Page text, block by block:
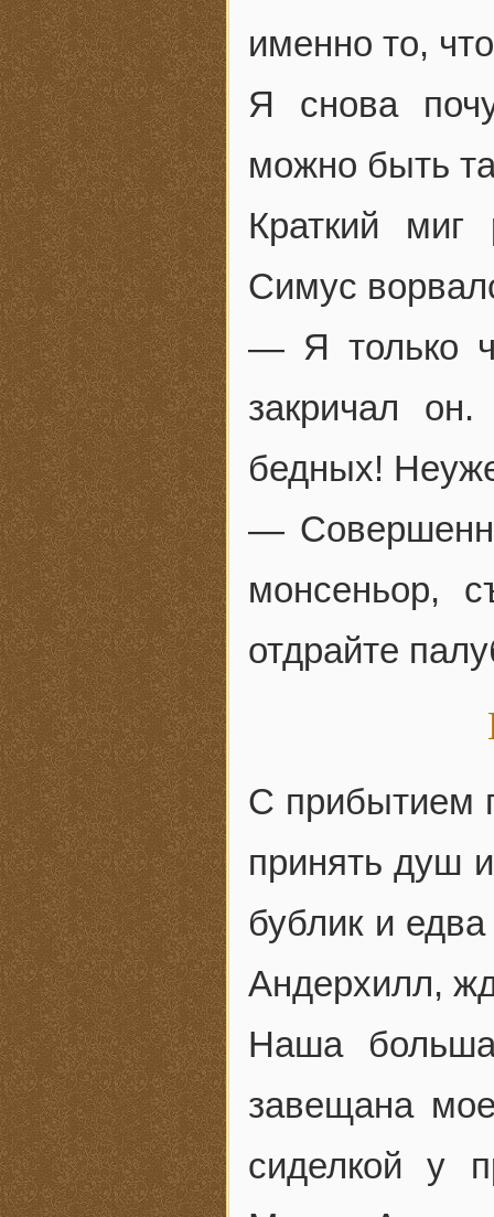
именно то,
Я снова
можно быть
Краткий миг
Симус
— Я только
закричал
бедных!
—
монсеньор,
отдрайте
С прибытием
принять душ
бублик и
Андерхилл,
Наша
завещана
сиделкой у